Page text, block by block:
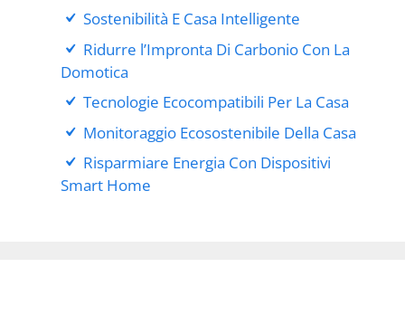
Sostenibilità E Casa Intelligente
Ridurre l’Impronta Di Carbonio Con La
Domotica
Tecnologie Ecocompatibili Per La Casa
Monitoraggio Ecosostenibile Della Casa
Risparmiare Energia Con Dispositivi
Smart Home